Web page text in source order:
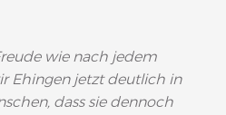
wie nach jedem
Ehingen jetzt deutlich in
dass sie dennoch